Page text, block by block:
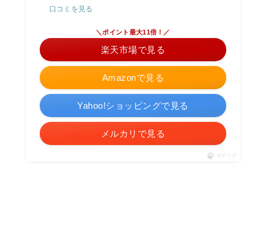
口コミを見る
Amazonで見る
＼ポイント最大11倍！／
楽天市場で見る
Yahoo!ショッピングで見る
メルカリで見る
ポチップ